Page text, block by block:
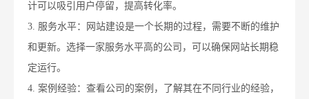
计可以吸引用户停留，提高转化率。
3. 服务水平：网站建设是一个长期的过程，需要不断的维护
和更新。选择一家服务水平高的公司，可以确保网站长期稳
定运行。
4. 案例经验：查看公司的案例，了解其在不同行业的经验，